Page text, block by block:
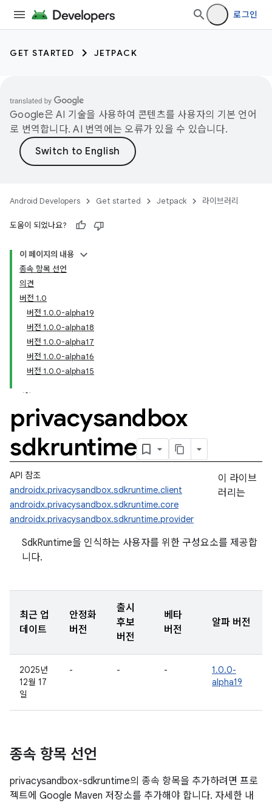
로그인
GET STARTED JETPACK
Google은 AI 기술을 사용하여 콘텐츠를 사용자의 기본 언어
로 번역합니다. AI 번역에는 오류가 있을 수 있습니다.
Android Developers Get started Jetpack 라이브러리
도움이 되었나요?
이 페이지의 내용
종속 항목 선언
의견
버전 1.0
버전 1.0.0-alpha19
버전 1.0.0-alpha18
버전 1.0.0-alpha17
버전 1.0.0-alpha16
버전 1.0.0-alpha15
privacysandbox
sdkruntime
API 참조
androidx.privacysandbox.sdkruntime.client
androidx.privacysandbox.sdkruntime.core
androidx.privacysandbox.sdkruntime.provider
이 라이브
러리는
SdkRuntime을 인식하는 사용자를 위한 구성요소를 제공합
니다.
최근 업
데이트
안정화
버전
출시
후보
버전
베타
버전
알파 버전
2025년
12월 17
일
- - -
1.0.0-
alpha19
종속 항목 선언
privacysandbox-sdkruntime의 종속 항목을 추가하려면 프로
젝트에 Google Maven 저장소를 추가해야 합니다. 자세한 내